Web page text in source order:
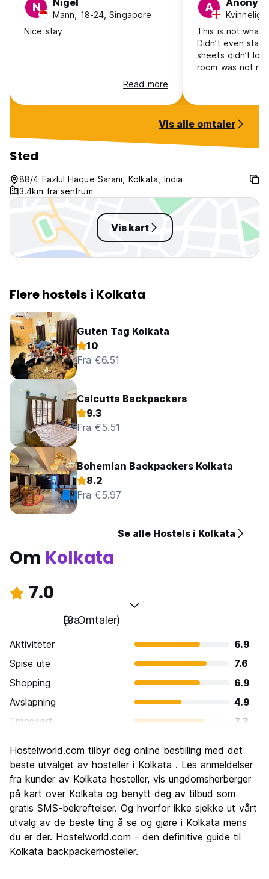
N Nigel
Mann, 18-24, Singapore
Nice stay
Read more
A Anonym
Kvinnelig,
This is not what
Didn’t even
sheets didn’t
room was not
Vis alle omtaler
Sted
88/4 Fazlul Haque Sarani, Kolkata, India
3.4km fra sentrum
Vis kart
Flere hostels i Kolkata
Guten Tag Kolkata
10
Fra €6.51
Calcutta Backpackers
9.3
Fra €5.51
Bohemian Backpackers Kolkata
8.2
Fra €5.97
Se alle Hostels i Kolkata
Om Kolkata
7.0
Bra
(9 Omtaler)
Aktiviteter
6.9
Spise ute
7.6
Shopping
6.9
Avslapning
4.9
Transport
7.3
Kultur
9.3
Feste
4.4
Verdi for pengene
8.0
Hostelworld.com tilbyr deg online bestilling med det
beste utvalget av hosteller i Kolkata . Les anmeldelser
fra kunder av Kolkata hosteller, vis ungdomsherberger
på kart over Kolkata og benytt deg av tilbud som
gratis SMS-bekreftelser. Og hvorfor ikke sjekke ut vårt
utvalg av de beste ting å se og gjøre i Kolkata mens
du er der. Hostelworld.com - den definitive guide til
Kolkata backpackerhosteller.